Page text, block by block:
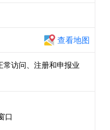
查看地图
常访问、注册和申报业
口